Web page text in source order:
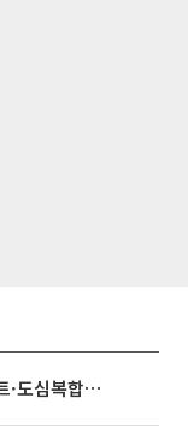
영끌 '주택공급' 대책 임박⋯비아파트·도심복합까지 총동원